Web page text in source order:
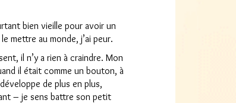
bien vieille pour avoir un
mettre au monde, j’ai peur.
il n’y a rien à craindre. Mon
il était comme un bouton, à
de plus en plus,
– je sens battre son petit